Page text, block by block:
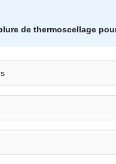
de thermoscellage